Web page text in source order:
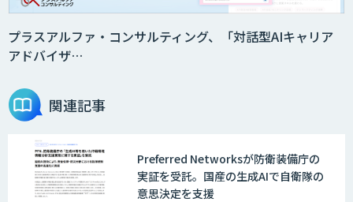
プラスアルファ・コンサルティング、「対話型AIキャリア
アドバイザ…
関連記事
Preferred Networksが防衛装備庁の
実証を受託。国産の生成AIで自衛隊の
意思決定を支援